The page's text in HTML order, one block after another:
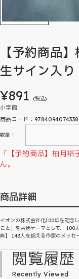
【予約商品
生サイン入り
¥891 (税込)
小学館
商品コード：9784094074338
数量：
「【予約商品】柚月
ん。
商品詳細
イオンの株式会社化100年を記念
こと」を共通テーマとして、 100
典】 143人を超える作家のメッセ
閲覧履歴
Recently Viewed